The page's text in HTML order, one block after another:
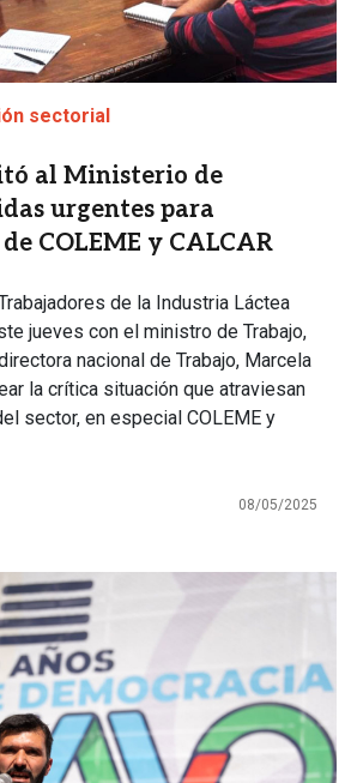
sectorial
al Ministerio de
urgentes para
COLEME y CALCAR
de la Industria Láctea
jueves con el ministro de Trabajo,
nacional de Trabajo, Marcela
la crítica situación que atraviesan
sector, en especial COLEME y
08/05/2025